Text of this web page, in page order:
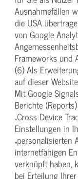
Ausnahmefällen
die USA
von Google
Frameworks und
(6) Als
auf dieser
Mit Google
Berichte
„Cross Device
Einstellungen in
„personalisierten
internetfähigen
verknüpft haben,
bei Erteilung